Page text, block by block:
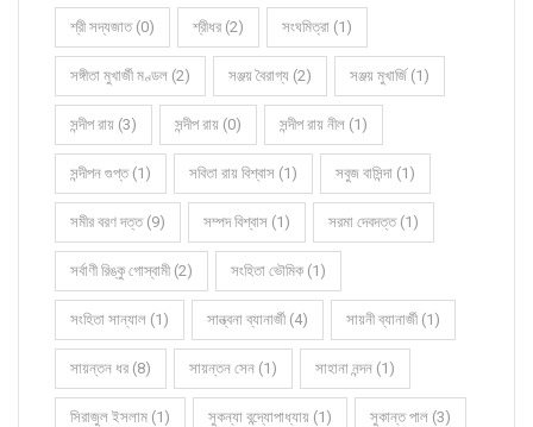
শ্রী সদ্যজাত (0) শ্রীধর (2) সংঘমিত্রা (1)
সঙ্গীতা মুখার্জী মণ্ডল (2) সঞ্জয় বৈরাগ্য (2) সঞ্জয় মুখার্জি (1)
সন্দীপ রায় (3) সন্দীপ রায় (0) সন্দীপ রায় নীল (1)
সন্দীপন গুপ্ত (1) সবিতা রায় বিশ্বাস (1) সবুজ বাসিন্দা (1)
সমীর বরণ দত্ত (9) সম্পদ বিশ্বাস (1) সরমা দেবদত্ত (1)
সর্বাণী রিঙ্কু গোস্বামী (2) সংহিতা ভৌমিক (1)
সংহিতা সান্যাল (1) সান্ত্বনা ব্যানার্জী (4) সায়নী ব্যানার্জী (1)
সায়ন্তন ধর (8) সায়ন্তন সেন (1) সাহানা নন্দন (1)
সিরাজুল ইসলাম (1) সুকন্যা বন্দ্যোপাধ্যায় (1) সুকান্ত পাল (3)